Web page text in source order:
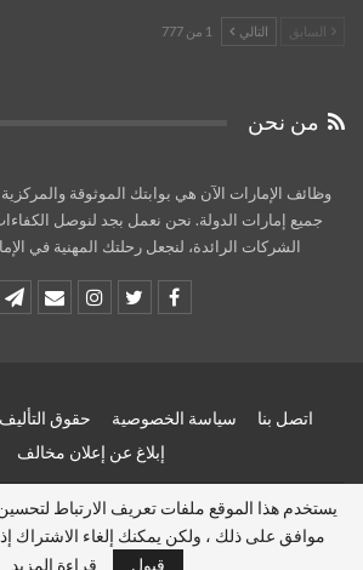
السابق التالي 1 من 777
من نحن
وظائف الإمارات الآن هي بوابتك الموثوقة
جميع إمارات الدولة. نحن نعمل بجد لنوصل
الشركات الرائدة، لنجعل رحلتك المهنية في
اتصل بنا سياسة الخصوصية حقوق التأليف
إبلاغ عن إعلان مخالف
© 2026 - وظائف الامارات الان - Uae jobs now. All Rights Reserved.
Website Design:
uaejobsnow
يستخدم هذا الموقع ملفات تعريف الارتباط
موافق على ذلك ، ولكن يمكنك إلغاء الاشتراك
قبول
قراءة المزيد